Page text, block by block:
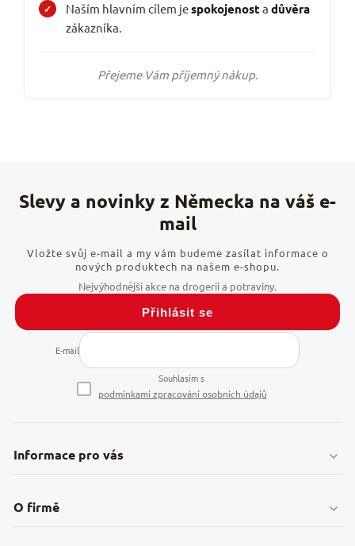
Naším hlavním cílem jespokojenost a důvěra
zákazníka.
Přejeme Vám příjemný nákup.
Informace pro vás
Obchodní podmínky
Vložte svůj e-mail a my vám budeme zasílat informace o
nových produktech na našem e-shopu.
E-mail
Souhlasím s
podmínkami zpracování osobních údajů
Přihlásit se
O firmě